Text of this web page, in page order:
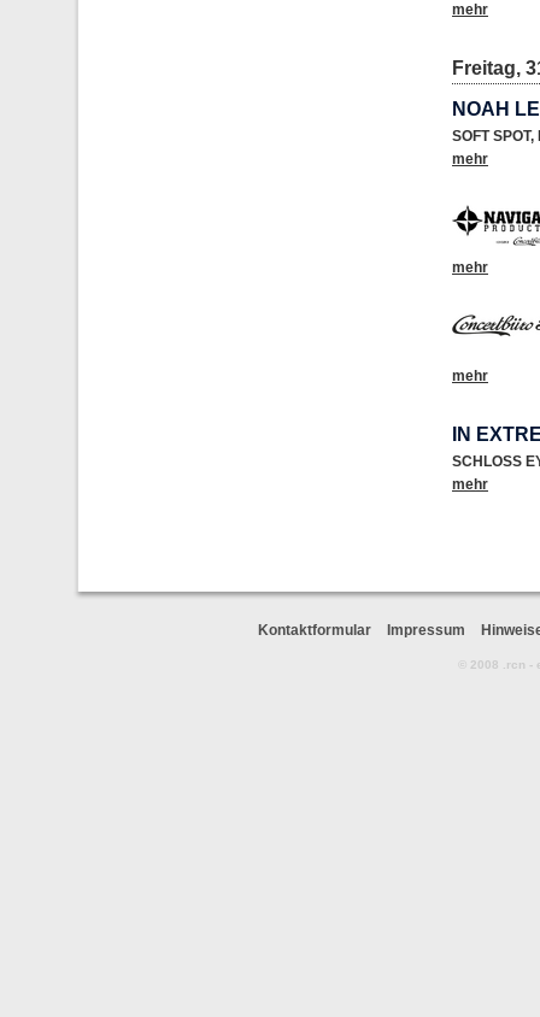
mehr
Freitag,
NOAH
SOFT SPOT,
mehr
mehr
mehr
IN
SCHLOSS
mehr
Kontaktformular Impressum
© 2008 .rcn